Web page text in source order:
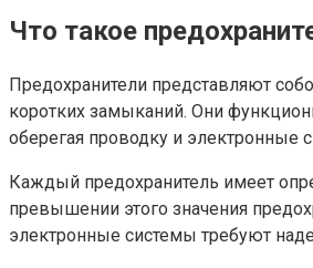
Что такое
Предохранители представляют
коротких замыканий. Они
оберегая проводку и электронные
Каждый предохранитель имеет
превышении этого значения
электронные системы требуют